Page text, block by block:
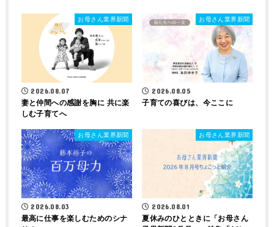
お母さん業界新聞
2026.08.07
妻と仲間への感謝を胸に 共に楽
しむ子育てへ
お母さん業界新聞
2026.08.05
子育ての喜びは、今ここに
お母さん業界新聞
2026.08.03
最高に仕事を楽しむためのシナ
お母さん業界新聞
2026.08.01
夏休みのひとときに「お母さん